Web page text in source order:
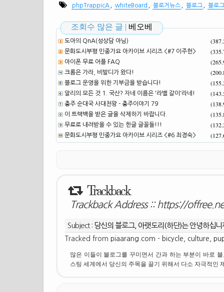
phpTrappicA whiteBoard 블로거뉴스 블로그 블로
조회수 많은 글 | 베오베
도아의 QnA(성상담 아님)
문화도시부평 민중가요 아카이브 시리즈 <#7 이주헌>
아이폰 무료 어플 FAQ
크롬은 가라, 비발디가 왔다!
블로그 운영을 위한 기부금을 받습니다!
알리의 모든 것 1. 국산? 자네 이름은 '라벨 갈이'라네!
충주 순대국 사대천왕 - 충주이야기 79
이 트랙백을 받은 글을 삭제하기 바랍니다.
무료로 내려받을 수 있는 한글 글꼴들!!!
문화도시부평 민중가요 아카이브 시리즈 <#6 최경숙>
Trackback
Trackback Address :: https://
Subject : 당신의 블로그, 아랫도리(하단)는 안녕하십니
Tracked from piaarang.com - bicycle, culture,
많은 이들이 블로그를 꾸미면서 간과 하는 부분이 바로
스팅 세계에서 당신의 주목을 끌기 위해서 다소 자극적인